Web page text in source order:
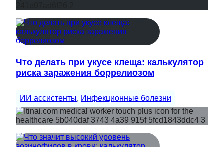
Что делать при укусе клеща: калькулятор
риска заражения боррелиозом
ИИ ассистенты, Инфекционные болезни